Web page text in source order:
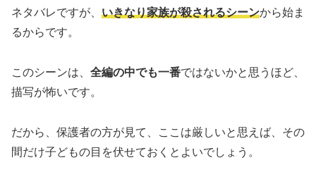
ネタバレですが、 いきなり家族が殺されるシーンから始ま
るからです。
このシーンは、 全編の中でも一番ではないかと思うほど、
描写が怖いです。
だから、保護者の方が見て、ここは厳しいと思えば、その
間だけ子どもの目を伏せておくとよいでしょう。